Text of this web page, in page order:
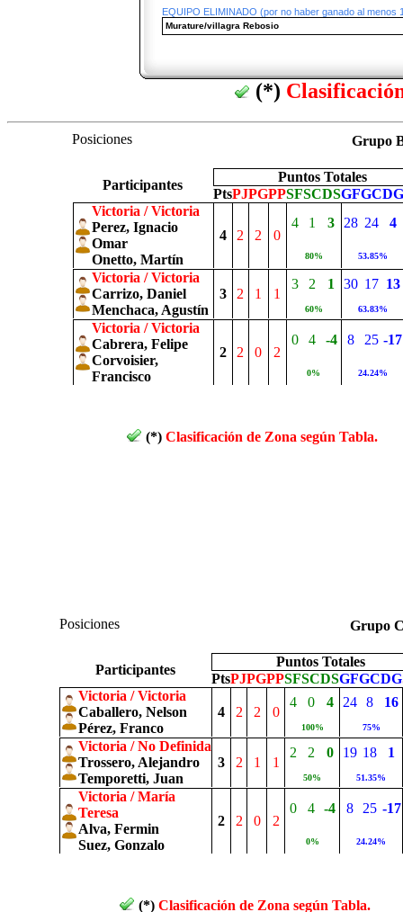
EQUIPO ELIMINADO (por no haber ganado al menos
Murature/villagra Rebosio
(*)
Posiciones Grupo
Participantes
Puntos Totales
PtsPJPGPPSFSCDSGFGCDG
Victoria / Victoria
Perez, Ignacio
Omar
Onetto, Martín
4 2 2 0
4 1 3 28 24 4
80% 53.85%
Victoria / Victoria
Carrizo, Daniel
Menchaca, Agustín
3 2 1 1
3 2 1 30 17 13
60% 63.83%
Victoria / Victoria
Cabrera, Felipe
Corvoisier,
Francisco
2 2 0 2
0 4 -4 8 25 -17
0% 24.24%
(*) Clasificación de Zona según Tabla.
Posiciones Grupo
Participantes
Puntos Totales
PtsPJPGPPSFSCDSGFGCDG
Victoria / Victoria
Caballero, Nelson
Pérez, Franco
4 2 2 0
4 0 4 24 8 16
100% 75%
Victoria / No Definida
Trossero, Alejandro
Temporetti, Juan
3 2 1 1
2 2 0 19 18 1
50% 51.35%
Victoria / María
Teresa
Alva, Fermin
Suez, Gonzalo
2 2 0 2
0 4 -4 8 25 -17
0% 24.24%
(*) Clasificación de Zona según Tabla.